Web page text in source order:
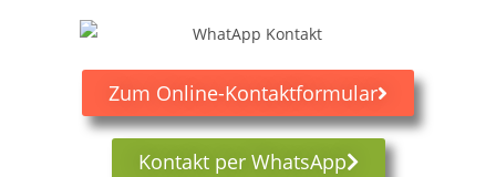
Zum Online-Kontaktformular
Kontakt per WhatsApp